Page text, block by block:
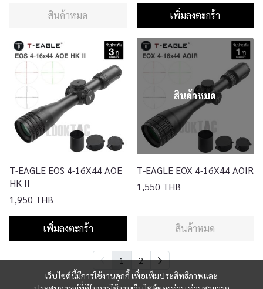
สินค้าหมด เพิ่มลงตะกร้า
T-EAGLE EOS 4-16X44 AOE
HK II
1,950 THB
เพิ่มลงตะกร้า
สินค้าหมด
T-EAGLE EOX 4-16X44 AOIR
1,550 THB
สินค้าหมด
1
2
เว็บไซต์นี้มีการใช้งานคุกกี้ เพื่อเพิ่มประสิทธิภาพและ